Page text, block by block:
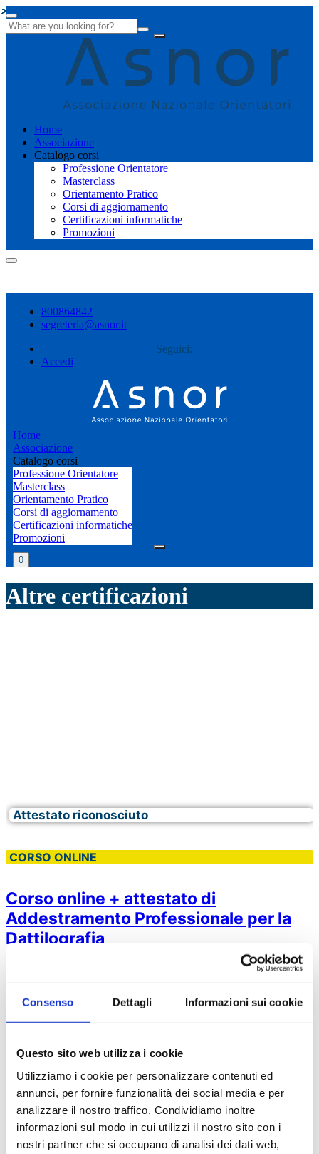
Consenso Dettagli Informazioni sui cookie
Questo sito web utilizza i cookie
Utilizziamo i cookie per personalizzare contenuti ed
annunci, per fornire funzionalità dei social media e per
analizzare il nostro traffico. Condividiamo inoltre
informazioni sul modo in cui utilizzi il nostro sito con i
nostri partner che si occupano di analisi dei dati web,
Home
Associazione
Catalogo corsi
Professione Orientatore
Masterclass
Orientamento Pratico
Corsi di aggiornamento
Certificazioni informatiche
Promozioni
800864842
segreteria@asnor.it
Seguici:
Accedi
Home
Associazione
Catalogo corsi
Professione Orientatore
Masterclass
Orientamento Pratico
Corsi di aggiornamento
Certificazioni informatiche
Promozioni
0
Altre certificazioni
Attestato riconosciuto
CORSO ONLINE
Corso online + attestato di
Addestramento Professionale per la
Dattilografia
Il corso si focalizza sulla gestione avanzata della tastiera. Valutato 1
129.00
SCOPRI DI PIÙ
Iscriviti alla newsletter​
Per rimanere aggiornato sui nostri corsi, eventi e
Email